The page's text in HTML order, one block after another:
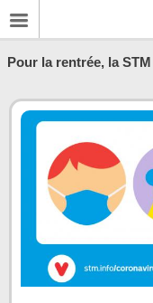
Pour la rentrée, la